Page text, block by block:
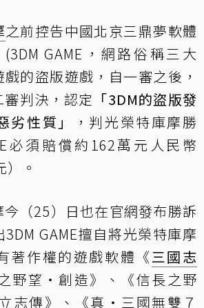
之前控告中國北京三鼎夢軟體
GAME，網路俗稱三大
的盜版遊戲，自一審之後，
判決，認定 「3DM的盜版發
劣性質」
，判光榮特庫摩勝
必須賠償約162萬元人民幣
）。
（25）日也在官網發布勝訴
GAME擅自將光榮特庫摩
著作權的遊戲軟體《三國志
野望・創造》、《信長之野
志傳》、《真・三國無雙７